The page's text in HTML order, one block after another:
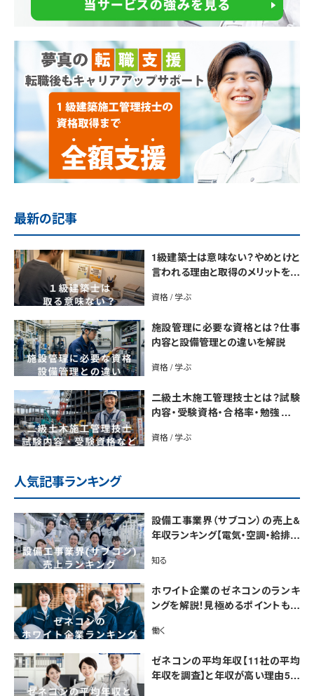
最新の記事
1級建築士は意味ない？やめとけと
言われる理由と取得のメリットを解
資格 / 学ぶ
施設管理に必要な資格とは？仕事
内容と設備管理との違いを解説
資格 / 学ぶ
二級土木施工管理技士とは？試験
内容・受験資格・合格率・勉強法を
資格 / 学ぶ
人気記事ランキング
設備工事業界（サブコン）の売上&
年収ランキング【電気・空調・給排水
市場規模も解説
知る
ホワイト企業のゼネコンのランキ
ングを解説！見極めるポイントも紹
働く
ゼネコンの平均年収【11社の平均
年収を調査】と年収が高い理由5選